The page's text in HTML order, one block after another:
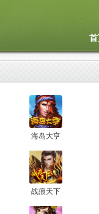
海岛大亨
战痕天下